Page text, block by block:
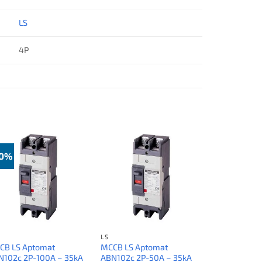
LS
4P
LS Aptomat
2P-100A – 35kA
LS
MCCB LS Aptomat
ABN102c 2P-50A – 35kA